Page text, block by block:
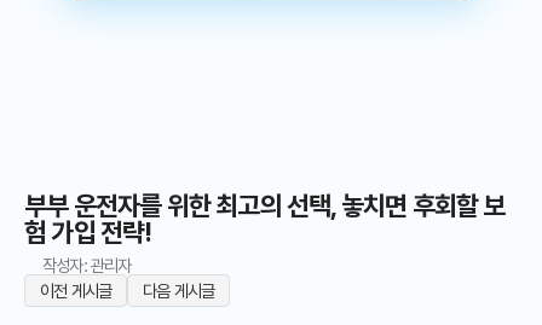
부부 운전자를 위한 최고의 선택, 놓치면 후회할 보
험 가입 전략!
작성자: 관리자
이전 게시글
다음 게시글